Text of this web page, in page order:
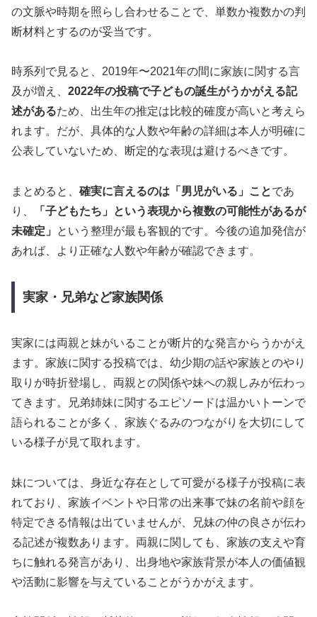
の文脈や時期を照らし合わせることで、単数か複数かの判
断材料とするのが妥当です。
時系列で見ると、2019年〜2021年の間に家族に関する言
及が増え、 2022年の投稿で子どもの誕生がうかがえる記
述があるため、出生年の推定は比較的確度が高いと考えら
れます。だが、具体的な人数や年齢の詳細は本人が明確に
公表していないため、断定的な表現は避けるべきです。
まとめると、 確実に言えるのは「男児がいる」ことであ
り、
「子どもたち」という表現から複数の可能性があるが
未確定」
という整理が最も客観的です。今後の追加発信が
あれば、より正確な人数や年齢が確認できます。
実家・兄弟など家族関係
実家には両親と妹がいることが断片的な発言からうかがえ
ます。家族に関する投稿では、幼少期の話や家族とのやり
取りが時折登場し、両親との関係や妹への親しみが伝わっ
てきます。兄弟姉妹に関するエピソードは温かいトーンで
語られることが多く、家族ぐるみのつながりを大切にして
いる様子が見て取れます。
妹については、身近な存在として可愛がる様子が投稿に表
れており、家族イベントや日常の出来事で妹の名前や顔を
特定できる情報は出ていませんが、兄妹の仲の良さが伝わ
る記述が複数あります。両親に関しても、家族の支えや育
ちに触れる発言があり、出身地や家族背景が本人の価値観
や活動に影響を与えていることがうかがえます。